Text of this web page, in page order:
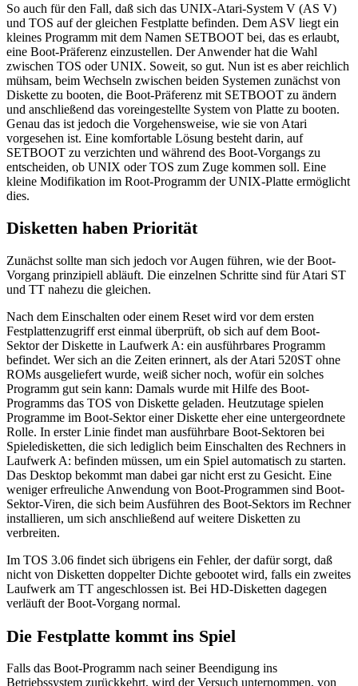
So auch für den Fall, daß sich das UNIX-Atari-System V (AS V)
und TOS auf der gleichen Festplatte befinden. Dem ASV liegt ein
kleines Programm mit dem Namen SETBOOT bei, das es erlaubt,
eine Boot-Präferenz einzustellen. Der Anwender hat die Wahl
zwischen TOS oder UNIX. Soweit, so gut. Nun ist es aber reichlich
mühsam, beim Wechseln zwischen beiden Systemen zunächst von
Diskette zu booten, die Boot-Präferenz mit SETBOOT zu ändern
und anschließend das voreingestellte System von Platte zu booten.
Genau das ist jedoch die Vorgehensweise, wie sie von Atari
vorgesehen ist. Eine komfortable Lösung besteht darin, auf
SETBOOT zu verzichten und während des Boot-Vorgangs zu
entscheiden, ob UNIX oder TOS zum Zuge kommen soll. Eine
kleine Modifikation im Root-Programm der UNIX-Platte ermöglicht
dies.
Disketten haben Priorität
Zunächst sollte man sich jedoch vor Augen führen, wie der Boot-
Vorgang prinzipiell abläuft. Die einzelnen Schritte sind für Atari ST
und TT nahezu die gleichen.
Nach dem Einschalten oder einem Reset wird vor dem ersten
Festplattenzugriff erst einmal überprüft, ob sich auf dem Boot-
Sektor der Diskette in Laufwerk A: ein ausführbares Programm
befindet. Wer sich an die Zeiten erinnert, als der Atari 520ST ohne
ROMs ausgeliefert wurde, weiß sicher noch, wofür ein solches
Programm gut sein kann: Damals wurde mit Hilfe des Boot-
Programms das TOS von Diskette geladen. Heutzutage spielen
Programme im Boot-Sektor einer Diskette eher eine untergeordnete
Rolle. In erster Linie findet man ausführbare Boot-Sektoren bei
Spieledisketten, die sich lediglich beim Einschalten des Rechners in
Laufwerk A: befinden müssen, um ein Spiel automatisch zu starten.
Das Desktop bekommt man dabei gar nicht erst zu Gesicht. Eine
weniger erfreuliche Anwendung von Boot-Programmen sind Boot-
Sektor-Viren, die sich beim Ausführen des Boot-Sektors im Rechner
installieren, um sich anschließend auf weitere Disketten zu
verbreiten.
Im TOS 3.06 findet sich übrigens ein Fehler, der dafür sorgt, daß
nicht von Disketten doppelter Dichte gebootet wird, falls ein zweites
Laufwerk am TT angeschlossen ist. Bei HD-Disketten dagegen
verläuft der Boot-Vorgang normal.
Die Festplatte kommt ins Spiel
Falls das Boot-Programm nach seiner Beendigung ins
Betriebssystem zurückkehrt, wird der Versuch unternommen, von